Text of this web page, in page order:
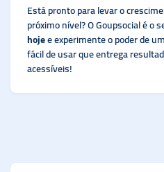
Está pronto para levar o
próximo nível? O Goupsocial é o
hojee experimente o poder de
fácil de usar que entrega
acessíveis!